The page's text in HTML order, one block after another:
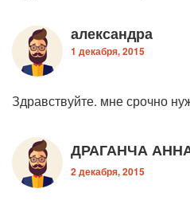
александра
1 декабря, 2015
Здравствуйте. мне срочно
ДРАГАНЧА
2 декабря, 2015